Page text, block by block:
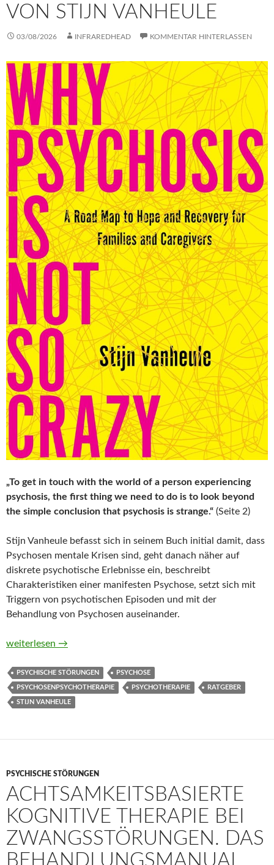
VON STIJN VANHEULE
03/08/2026 INFRAREDHEAD KOMMENTAR HINTERLASSEN
„To get in touch with the world of a person experiencing
psychosis, the first thing we need to do is to look beyond
the simple conclusion that psychosis is strange.“ (Seite 2)
Stijn Vanheule befasst sich in seinem Buch initial damit, dass
Psychosen mentale Krisen sind, geht danach näher auf
diskrete psychotische Erlebnisse ein, beschreibt
Charakteristiken einer manifesten Psychose, setzt sich mit
Triggern von psychotischen Episoden und mit der
Behandlung von Psychosen auseinander.
Why Psychosis Is Not So Crazy. A Road Map to Hope and
weiterlesen →
PSYCHISCHE STÖRUNGEN PSYCHOSE
PSYCHOSENPSYCHOTHERAPIE PSYCHOTHERAPIE RATGEBER
STIJN VANHEULE
PSYCHISCHE STÖRUNGEN
ACHTSAMKEITSBASIERTE
KOGNITIVE THERAPIE BEI
ZWANGSSTÖRUNGEN. DAS
BEHANDLUNGSMANUAL